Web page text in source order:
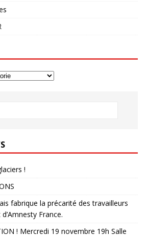
!
fabrique la précarité des travailleurs
France.
! Mercredi 19 novembre 19h Salle